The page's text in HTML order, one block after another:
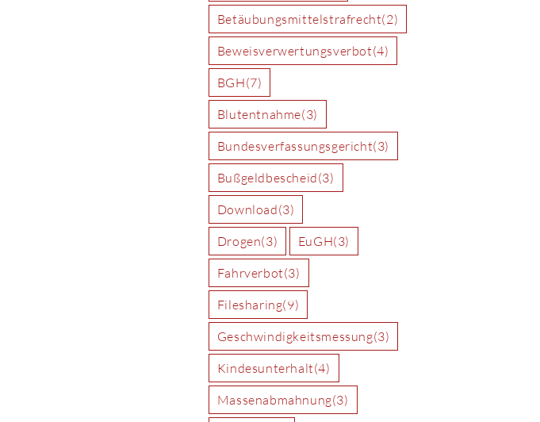
Betäubungsmittelstrafrecht(2)
Beweisverwertungsverbot(4)
BGH(7)
Blutentnahme(3)
Bundesverfassungsgericht(3)
Bußgeldbescheid(3)
Download(3)
Drogen(3) EuGH(3)
Fahrverbot(3)
Filesharing(9)
Geschwindigkeitsmessung(3)
Kindesunterhalt(4)
Massenabmahnung(3)